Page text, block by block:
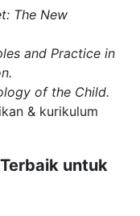
The New
and Practice in
of the Child.
& kurikulum
untuk